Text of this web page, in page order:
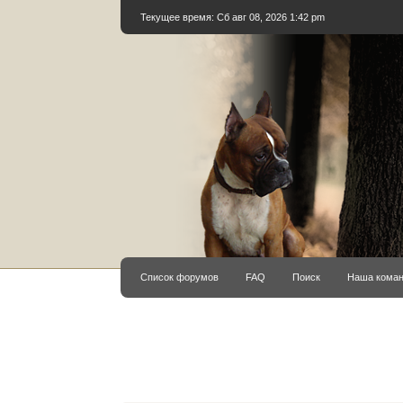
Текущее время: Сб авг 08, 2026 1:42 pm
Список форумов FAQ Поиск Наша